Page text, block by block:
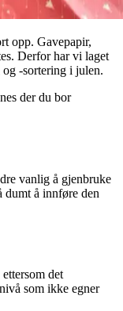
opp. Gavepapir,
Derfor har vi laget
-sortering i julen.
der du bor
vanlig å gjenbruke
dumt å innføre den
det
som ikke egner